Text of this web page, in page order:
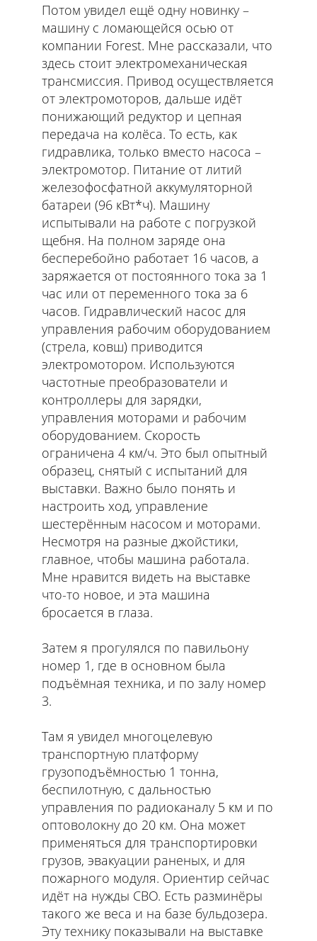
Потом увидел ещё одну новинку –
машину с ломающейся осью от
компании Forest. Мне рассказали, что
здесь стоит электромеханическая
трансмиссия. Привод осуществляется
от электромоторов, дальше идёт
понижающий редуктор и цепная
передача на колёса. То есть, как
гидравлика, только вместо насоса –
электромотор. Питание от литий
железофосфатной аккумуляторной
батареи (96 кВт*ч). Машину
испытывали на работе с погрузкой
щебня. На полном заряде она
бесперебойно работает 16 часов, а
заряжается от постоянного тока за 1
час или от переменного тока за 6
часов. Гидравлический насос для
управления рабочим оборудованием
(стрела, ковш) приводится
электромотором. Используются
частотные преобразователи и
контроллеры для зарядки,
управления моторами и рабочим
оборудованием. Скорость
ограничена 4 км/ч. Это был опытный
образец, снятый с испытаний для
выставки. Важно было понять и
настроить ход, управление
шестерённым насосом и моторами.
Несмотря на разные джойстики,
главное, чтобы машина работала.
Мне нравится видеть на выставке
что-то новое, и эта машина
бросается в глаза.
Затем я прогулялся по павильону
номер 1, где в основном была
подъёмная техника, и по залу номер
3.
Там я увидел многоцелевую
транспортную платформу
грузоподъёмностью 1 тонна,
беспилотную, с дальностью
управления по радиоканалу 5 км и по
оптоволокну до 20 км. Она может
применяться для транспортировки
грузов, эвакуации раненых, и для
пожарного модуля. Ориентир сейчас
идёт на нужды СВО. Есть разминёры
такого же веса и на базе бульдозера.
Эту технику показывали на выставке